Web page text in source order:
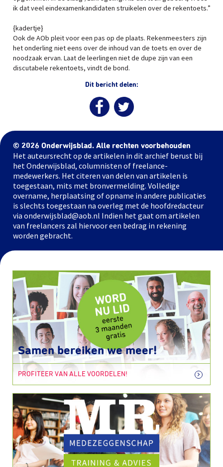
ik dat veel eindexamenkandidaten struikelen over de rekentoets.”
{kadertje}
Ook de AOb pleit voor een pas op de plaats. Rekenmeesters zijn
het onderling niet eens over de inhoud van de toets en over de
noodzaak ervan. Laat de leerlingen niet de dupe zijn van een
discutabele rekentoets, vindt de bond.
Dit bericht delen:
© 2026 Onderwijsblad. Alle rechten voorbehouden
Het auteursrecht op de artikelen in dit archief berust bij
het Onderwijsblad, columnisten of freelance-
medewerkers. Het citeren van delen van artikelen is
toegestaan, mits met bronvermelding. Volledige
overname, herplaatsing of opname in andere publicaties
is slechts toegestaan na overleg met de hoofdredacteur
via onderwijsblad@aob.nl Indien het gaat om artikelen
van freelancers zal hiervoor een bedrag in rekening
worden gebracht.
Samen bereiken we meer!
PROFITEER VAN ALLE VOORDELEN!